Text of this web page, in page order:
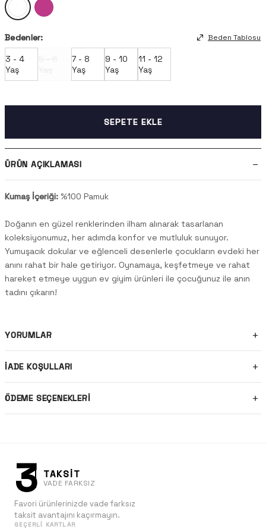
Bedenler: Beden Tablosu
3 - 4
Yaş
7 - 8
Yaş
9 - 10
Yaş
11 - 12
Yaş
SEPETE EKLE
ÜRÜN AÇIKLAMASI
Kumaş İçeriği: %100 Pamuk
Doğanın en güzel renklerinden ilham alınarak tasarlanan
koleksiyonumuz, her adımda konfor ve mutluluk sunuyor.
Yumuşacık dokular ve eğlenceli desenlerle çocukların evdeki her
anını rahat bir hale getiriyor. Oynamaya, keşfetmeye ve rahat
hareket etmeye uygun ev giyim ürünleri ile çocuğunuz ile anın
tadını çıkarın!
YORUMLAR
İADE KOŞULLARI
ÖDEME SEÇENEKLERI
3 TAKSİT
VADE FARKSIZ
Favori ürünlerinizde vade farksız
taksit avantajını kaçırmayın.
GEÇERLI KARTLAR